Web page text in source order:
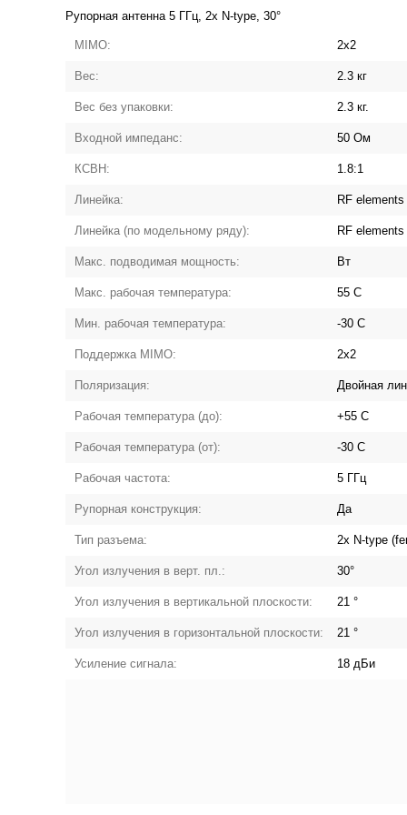
Рупорная антенна 5 ГГц, 2х N-type, 30°
MIMO: 2x2
Вес: 2.3 кг
Вес без упаковки: 2.3 кг.
Входной импеданс: 50 Ом
КСВН: 1.8:1
Линейка: RF elements
Линейка (по модельному ряду): RF elements
Макс. подводимая мощность: Вт
Макс. рабочая температура: 55 С
Мин. рабочая температура: -30 С
Поддержка MIMO: 2x2
Поляризация: Двойная
Рабочая температура (до): +55 С
Рабочая температура (от): -30 С
Рабочая частота: 5 ГГц
Рупорная конструкция: Да
Тип разъема: 2x N-type
Угол излучения в верт. пл.: 30°
Угол излучения в вертикальной плоскости: 21 °
Угол излучения в горизонтальной плоскости: 21 °
Усиление сигнала: 18 дБи